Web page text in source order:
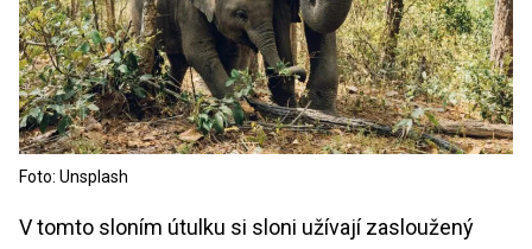
Foto: Unsplash
V tomto sloním útulku si sloni užívají zasloužený